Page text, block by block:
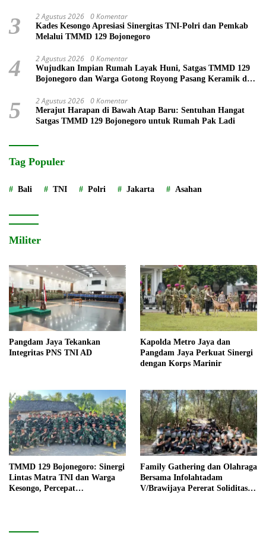
3 2 Agustus 2026 0 Komentar
Kades Kesongo Apresiasi Sinergitas TNI-Polri dan Pemkab
Melalui TMMD 129 Bojonegoro
4 2 Agustus 2026 0 Komentar
Wujudkan Impian Rumah Layak Huni, Satgas TMMD 129
Bojonegoro dan Warga Gotong Royong Pasang Keramik di
5 2 Agustus 2026 0 Komentar
Merajut Harapan di Bawah Atap Baru: Sentuhan Hangat
Satgas TMMD 129 Bojonegoro untuk Rumah Pak Ladi
Tag Populer
Bali TNI Polri Jakarta Asahan
Militer
Pangdam Jaya Tekankan
Integritas PNS TNI AD
Kapolda Metro Jaya dan
Pangdam Jaya Perkuat Sinergi
dengan Korps Marinir
TMMD 129 Bojonegoro: Sinergi
Lintas Matra TNI dan Warga
Kesongo, Percepat
Family Gathering dan Olahraga
Bersama Infolahtadam
V/Brawijaya Pererat Soliditas